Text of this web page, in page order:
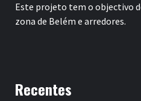
Este projeto tem o objectivo
zona de Belém e arredores.
Recentes